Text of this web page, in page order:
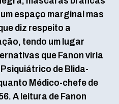
espaço marginal mas
diz respeito a
tendo um lugar
que Fanon viria
de Blida-
Médico-chefe de
A leitura de Fanon